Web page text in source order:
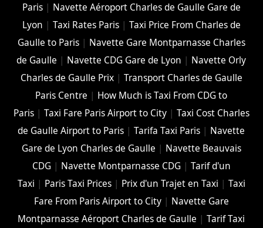
Paris| Navette Aéroport Charles de Gaulle Gare de
Lyon | Taxi Rates Paris| Taxi Price From Charles de
Gaulle to Paris| Navette Gare Montparnasse Charles
de Gaulle | Navette CDG Gare de Lyon | Navette Orly
Charles de Gaulle Prix| Transport Charles de Gaulle
Paris Centre | How Much is Taxi From CDG to
Paris| Taxi Fare Paris Airport to City| Taxi Cost Charles
de Gaulle Airport to Paris |Tarifa Taxi Paris | Navette
Gare de Lyon Charles de Gaulle | Navette Beauvais
CDG | Navette Montparnasse CDG | Tarif d'un
Taxi | Paris Taxi Prices| Prix d'un Trajet en Taxi | Taxi
Fare From Paris Airport to City| Navette Gare
Montparnasse Aéroport Charles de Gaulle |Tarif Taxi